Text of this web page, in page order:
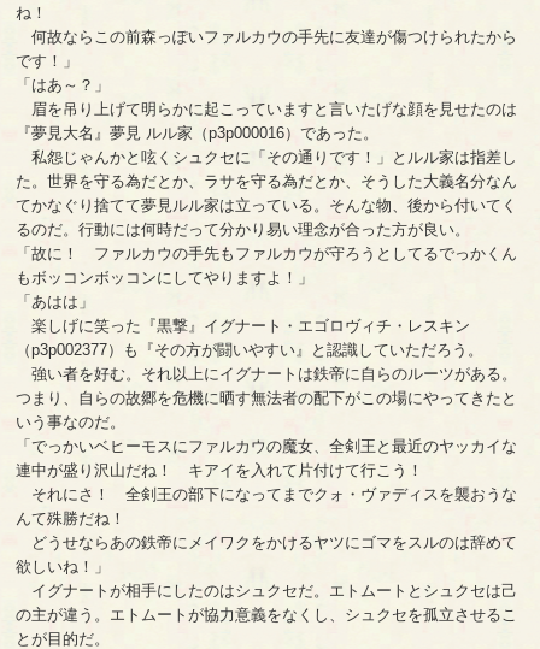
ね！
何故ならこの前森っぽいファルカウの手先に友達が傷つけられたから
です！」
「はあ～？」
眉を吊り上げて明らかに起こっていますと言いたげな顔を見せたのは
『夢見大名』夢見 ルル家（p3p000016）であった。
私怨じゃんかと呟くシュクセに「その通りです！」とルル家は指差し
た。世界を守る為だとか、ラサを守る為だとか、そうした大義名分なん
てかなぐり捨てて夢見ルル家は立っている。そんな物、後から付いてく
るのだ。行動には何時だって分かり易い理念が合った方が良い。
「故に！ ファルカウの手先もファルカウが守ろうとしてるでっかくん
もボッコンボッコンにしてやりますよ！」
「あはは」
楽しげに笑った『黒撃』イグナート・エゴロヴィチ・レスキン
（p3p002377）も『その方が闘いやすい』と認識していただろう。
強い者を好む。それ以上にイグナートは鉄帝に自らのルーツがある。
つまり、自らの故郷を危機に晒す無法者の配下がこの場にやってきたと
いう事なのだ。
「でっかいベヒーモスにファルカウの魔女、全剣王と最近のヤッカイな
連中が盛り沢山だね！ キアイを入れて片付けて行こう！
それにさ！ 全剣王の部下になってまでクォ・ヴァディスを襲おうな
んて殊勝だね！
どうせならあの鉄帝にメイワクをかけるヤツにゴマをスルのは辞めて
欲しいね！」
イグナートが相手にしたのはシュクセだ。エトムートとシュクセは己
の主が違う。エトムートが協力意義をなくし、シュクセを孤立させるこ
とが目的だ。